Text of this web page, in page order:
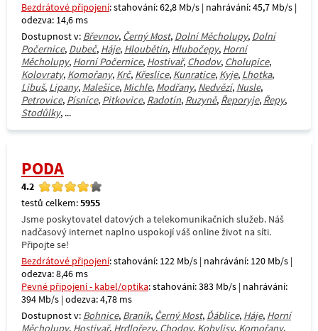
Bezdrátové připojení: stahování: 62,8 Mb/s | nahrávání: 45,7 Mb/s |
odezva: 14,6 ms
Dostupnost v: Břevnov, Černý Most, Dolní Měcholupy, Dolní
Počernice, Dubeč, Háje, Hloubětín, Hlubočepy, Horní
Měcholupy, Horní Počernice, Hostivař, Chodov, Cholupice,
Kolovraty, Komořany, Krč, Křeslice, Kunratice, Kyje, Lhotka,
Libuš, Lipany, Malešice, Michle, Modřany, Nedvězí, Nusle,
Petrovice, Písnice, Pitkovice, Radotín, Ruzyně, Řeporyje, Řepy,
Stodůlky, ...
PODA
4.2
testů celkem:5955
Jsme poskytovatel datových a telekomunikačních služeb. Náš
nadčasový internet naplno uspokojí váš online život na síti.
Připojte se!
Bezdrátové připojení: stahování: 122 Mb/s | nahrávání: 120 Mb/s |
odezva: 8,46 ms
Pevné připojení - kabel/optika: stahování: 383 Mb/s | nahrávání:
394 Mb/s | odezva: 4,78 ms
Dostupnost v: Bohnice, Braník, Černý Most, Ďáblice, Háje, Horní
Měcholupy, Hostivař, Hrdlořezy, Chodov, Kobylisy, Komořany,